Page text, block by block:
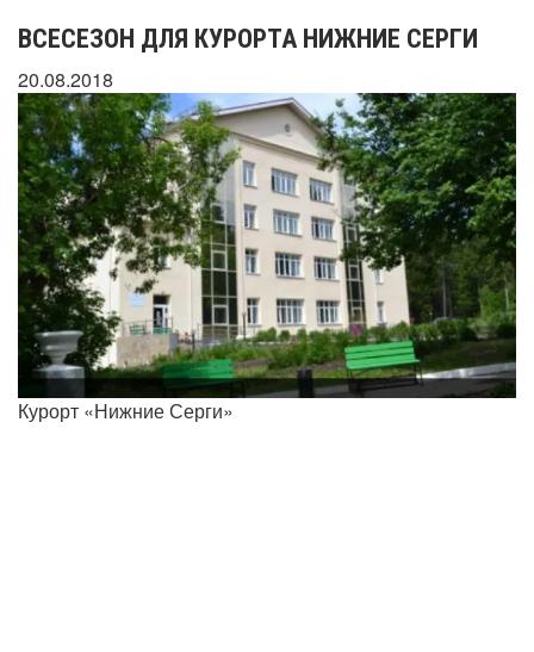
ВСЕСЕЗОН ДЛЯ КУРОРТА НИЖНИЕ СЕРГИ
20.08.2018
Курорт «Нижние Серги»